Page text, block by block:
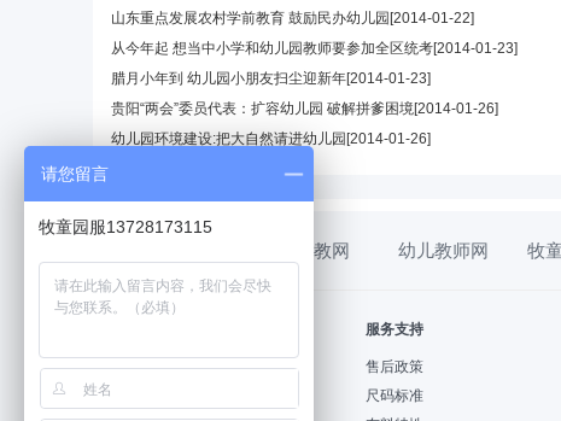
山东重点发展农村学前教育 鼓励民办幼儿园 [2014-01-22]
从今年起 想当中小学和幼儿园教师要参加全区统考[2014-01-23]
腊月小年到 幼儿园小朋友扫尘迎新年[2014-01-23]
贵阳“两会”委员代表：扩容幼儿园 破解拼爹困境[2014-01-26]
幼儿园环境建设:把大自然请进幼儿园 [2014-01-26]
幼教网 幼儿教师网 牧
购物指南
服务支持
售后政策
尺码标准
请您留言
牧童园服13728173115